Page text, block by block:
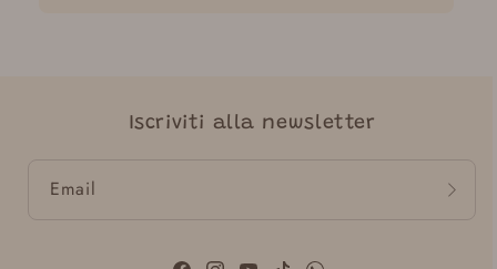
Iscriviti alla newsletter
Email